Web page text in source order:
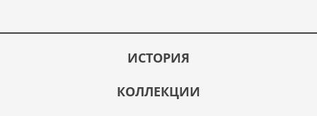
ИСТОРИЯ
КОЛЛЕКЦИИ